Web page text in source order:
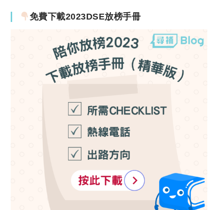
免費下載2023DSE放榜手冊